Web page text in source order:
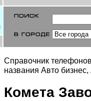
Справочник
названия Авто
Комета